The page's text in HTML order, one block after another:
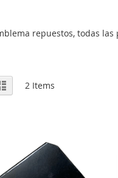
repuestos, todas
List 2 Items